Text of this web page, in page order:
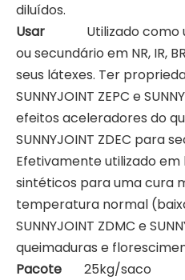
diluídos.
Usar
Utilizado
ou secundário em NR, IR,
seus látexes. Ter
SUNNYJOINT ZEPC e
efeitos aceleradores do
SUNNYJOINT ZDEC para
Efetivamente utilizado
sintéticos para uma cura
temperatura normal
SUNNYJOINT ZDMC e
queimaduras e
Pacote 25kg/saco